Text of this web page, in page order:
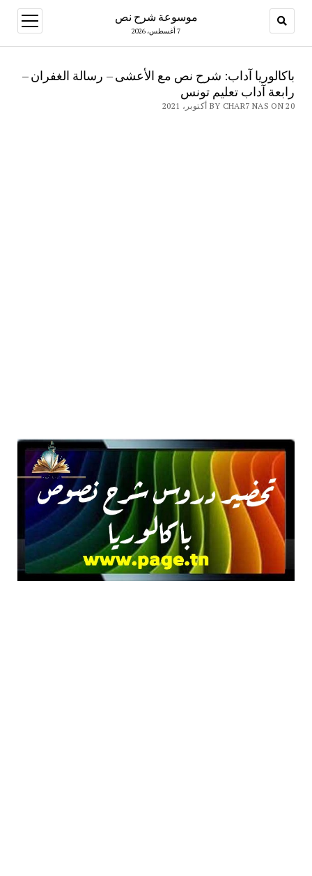
موسوعة شرح نص
7 أغسطس، 2026
open
menu
باكالوريا آداب: شرح نص مع الأعشى – رسالة الغفران –
رابعة آداب تعليم تونس
BY CHAR7 NAS ON 20 أكتوبر، 2021